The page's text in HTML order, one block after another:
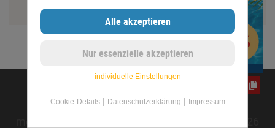
Größentabelle
individuelle Einstellungen
Cookie-Details| Datenschutzerklärung | Impressum